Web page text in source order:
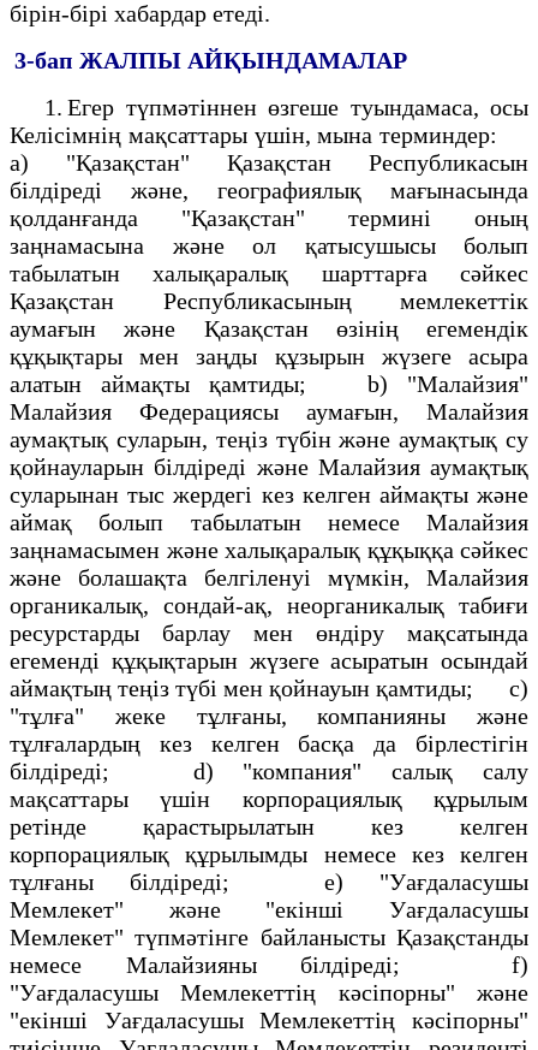
бірін-бірі хабардар етеді.
3-бап ЖАЛПЫ АЙҚЫНДАМАЛАР
1. Егер түпмәтіннен өзгеше туындамаса, осы
Келісімнің мақсаттары үшін, мына терминдер:
а) "Қазақстан" Қазақстан Республикасын
білдіреді және, географиялық мағынасында
қолданғанда "Қазақстан" термині оның
заңнамасына және ол қатысушысы болып
табылатын халықаралық шарттарға сәйкес
Қазақстан Республикасының мемлекеттік
аумағын және Қазақстан өзінің егемендік
құқықтары мен заңды құзырын жүзеге асыра
алатын аймақты қамтиды; b) "Малайзия"
Малайзия Федерациясы аумағын, Малайзия
аумақтық суларын, теңіз түбін және аумақтық су
қойнауларын білдіреді және Малайзия аумақтық
суларынан тыс жердегі кез келген аймақты және
аймақ болып табылатын немесе Малайзия
заңнамасымен және халықаралық құқыққа сәйкес
және болашақта белгіленуі мүмкін, Малайзия
органикалық, сондай-ақ, неорганикалық табиғи
ресурстарды барлау мен өндіру мақсатында
егеменді құқықтарын жүзеге асыратын осындай
аймақтың теңіз түбі мен қойнауын қамтиды; с)
"тұлға" жеке тұлғаны, компанияны және
тұлғалардың кез келген басқа да бірлестігін
білдіреді; d) "компания" салық салу
мақсаттары үшін корпорациялық құрылым
ретінде қарастырылатын кез келген
корпорациялық құрылымды немесе кез келген
тұлғаны білдіреді; е) "Уағдаласушы
Мемлекет" және "екінші Уағдаласушы
Мемлекет" түпмәтінге байланысты Қазақстанды
немесе Малайзияны білдіреді; f)
"Уағдаласушы Мемлекеттің кәсіпорны" және
"екінші Уағдаласушы Мемлекеттің кәсіпорны"